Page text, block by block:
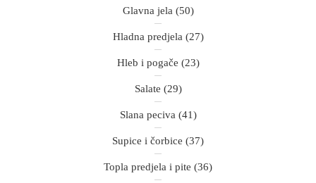
Glavna jela (50)
Hladna predjela (27)
Hleb i pogače (23)
Salate (29)
Slana peciva (41)
Supice i čorbice (37)
Topla predjela i pite (36)